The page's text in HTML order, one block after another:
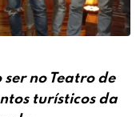
no Teatro de
turísticos da